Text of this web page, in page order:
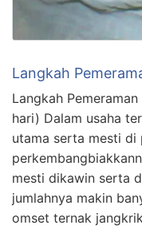
Langkah
Langkah
hari) Dalam usaha
utama serta mesti di
mesti dikawin serta
jumlahnya makin
omset ternak